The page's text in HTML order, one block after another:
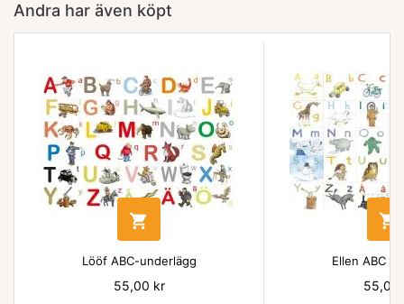
Andra har även köpt

Lööf ABC-underlägg
Pris
55,00 kr

Ellen ABC
Pris
55,00